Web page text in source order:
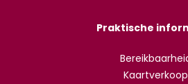
Praktische
Kaartverkoop